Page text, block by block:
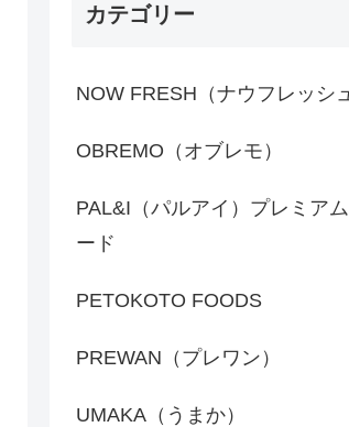
カテゴリー
NOW FRESH（ナウフレッシ
OBREMO（オブレモ）
PAL&I（パルアイ）プレミア
ード
PETOKOTO FOODS
PREWAN（プレワン）
UMAKA（うまか）